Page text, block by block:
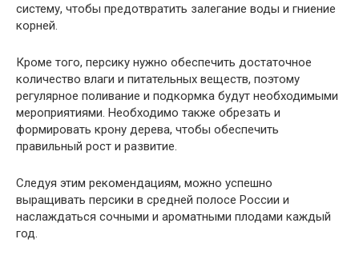
систему, чтобы предотвратить залегание воды и гниение
корней.
Кроме того, персику нужно обеспечить достаточное
количество влаги и питательных веществ, поэтому
регулярное поливание и подкормка будут необходимыми
мероприятиями. Необходимо также обрезать и
формировать крону дерева, чтобы обеспечить
правильный рост и развитие.
Следуя этим рекомендациям, можно успешно
выращивать персики в средней полосе России и
наслаждаться сочными и ароматными плодами каждый
год.